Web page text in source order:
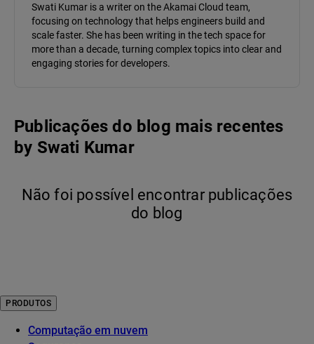
Swati Kumar is a writer on the Akamai Cloud team,
focusing on technology that helps engineers build and
scale faster. She has been writing in the tech space for
more than a decade, turning complex topics into clear and
engaging stories for developers.
Publicações do blog mais recentes
by Swati Kumar
Não foi possível encontrar publicações
do blog
PRODUTOS
Computação em nuvem